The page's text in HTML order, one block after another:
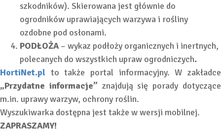
szkodników). Skierowana jest głównie do
ogrodników uprawiających warzywa i rośliny
ozdobne pod osłonami.
PODŁOŻA– wykaz podłoży organicznych i inertnych,
polecanych do wszystkich upraw ogrodniczych.
HortiNet.pl to także portal informacyjny. W zakładce
„Przydatne informacje” znajdują się porady dotyczące
m.in. uprawy warzyw, ochrony roślin.
Wyszukiwarka dostępna jest także w wersji mobilnej.
ZAPRASZAMY!